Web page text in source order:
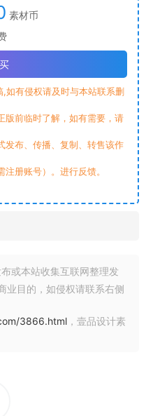
素材币
如有侵权请及时与本站联系删
版前临时了解，如有需要，请
发布、传播、复制、转售该作
注册账号）。进行反馈。
或本站收集互联网整理发
业目的，如侵权请联系右侧
3866.html ，壹品设计素